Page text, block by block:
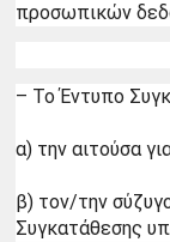
προσωπικών
– Το Έντυπο
α) την αιτούσα
β) τον/την
Συγκατάθεσης